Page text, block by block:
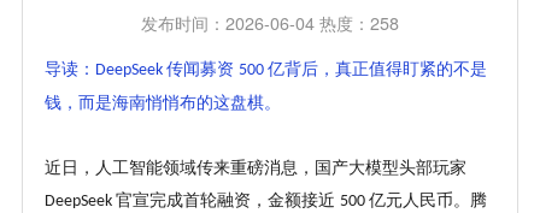
发布时间：2026-06-04 热度：258
导读： DeepSeek 传闻募资 500 亿背后，真正值得盯紧的不是
钱，而是海南悄悄布的这盘棋。
近日，人工智能领域传来重磅消息，国产大模型头部玩家
DeepSeek 官宣完成首轮融资，金额接近 500 亿元人民币。腾